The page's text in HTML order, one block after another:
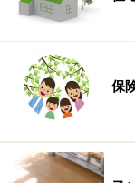
で増額の見直し
夫婦ともに、医
そびれていた人
を。終身型の医
が、死亡保障も
保